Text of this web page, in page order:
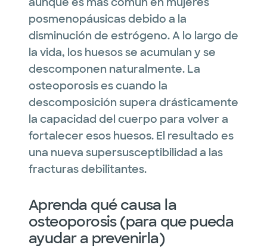
posmenopáusicas debido a la
disminución de estrógeno. A lo largo de
la vida, los huesos se acumulan y se
descomponen naturalmente. La
osteoporosis es cuando la
descomposición supera drásticamente
la capacidad del cuerpo para volver a
fortalecer esos huesos. El resultado es
una nueva supersusceptibilidad a las
fracturas debilitantes.
Aprenda qué causa la
osteoporosis (para que pueda
ayudar a prevenirla)